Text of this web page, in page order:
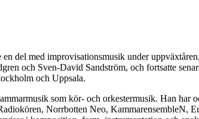
del med improvisationsmusik under
och Sven-David Sandström, och fortsatte
och Uppsala.
som kör- och orkestermusik. Han
Norrbotten Neo,